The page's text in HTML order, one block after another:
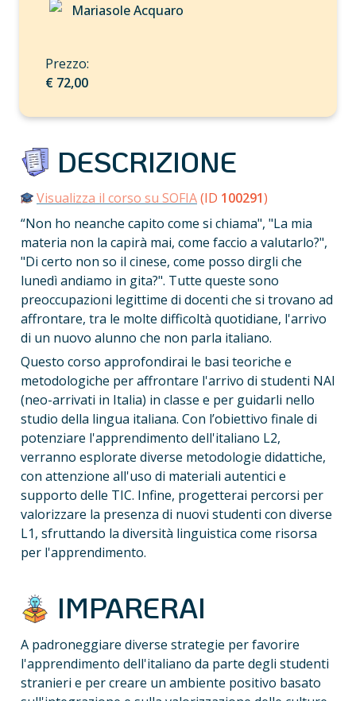
Mariasole Acquaro
€ 72,00
DESCRIZIONE
Visualizza il corso su SOFIA (ID 100291)
“Non ho neanche capito come si chiama", "La mia
materia non la capirà mai, come faccio a valutarlo?",
"Di certo non so il cinese, come posso dirgli che
lunedì andiamo in gita?". Tutte queste sono
preoccupazioni legittime di docenti che si trovano ad
affrontare, tra le molte difficoltà quotidiane, l'arrivo
di un nuovo alunno che non parla italiano.
Questo corso approfondirai le basi teoriche e
metodologiche per affrontare l'arrivo di studenti NAI
(neo-arrivati in Italia) in classe e per guidarli nello
studio della lingua italiana. Con l’obiettivo finale di
potenziare l'apprendimento dell'italiano L2,
verranno esplorate diverse metodologie didattiche,
con attenzione all'uso di materiali autentici e
supporto delle TIC. Infine, progetterai percorsi per
valorizzare la presenza di nuovi studenti con diverse
L1, sfruttando la diversità linguistica come risorsa
per l'apprendimento.
IMPARERAI
A padroneggiare diverse strategie per favorire
l'apprendimento dell'italiano da parte degli studenti
stranieri e per creare un ambiente positivo basato